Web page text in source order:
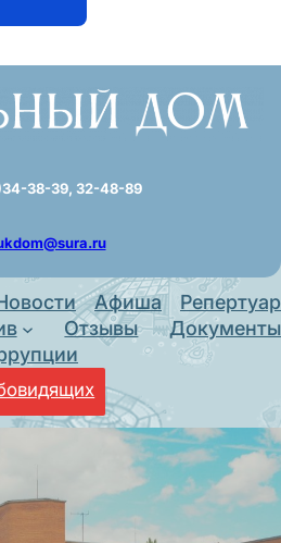
38-39, 32-48-89
Афиша
Репертуар
Отзывы
Документы